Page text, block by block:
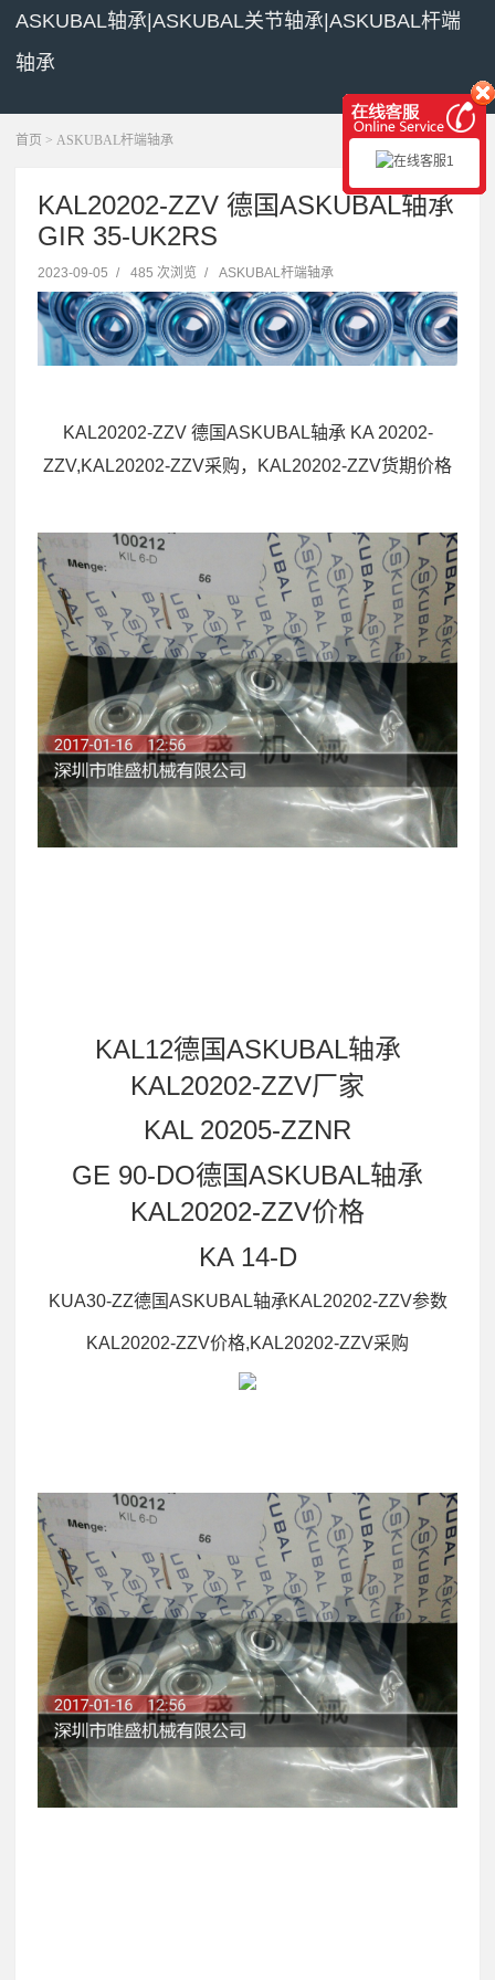
ASKUBAL轴承|ASKUBAL关节轴承|ASKUBAL杆端
轴承
展开菜单
首页 > ASKUBAL杆端轴承
KAL20202-ZZV 德国ASKUBAL轴承
GIR 35-UK2RS
2023-09-05 / 485 次浏览 / ASKUBAL杆端轴承
KAL20202-ZZV 德国ASKUBAL轴承 KA 20202-
ZZV,KAL20202-ZZV采购，KAL20202-ZZV货期价格
KAL12德国ASKUBAL轴承
KAL20202-ZZV厂家
KAL 20205-ZZNR
GE 90-DO德国ASKUBAL轴承
KAL20202-ZZV价格
KA 14-D
KUA30-ZZ德国ASKUBAL轴承KAL20202-ZZV参数
KAL20202-ZZV价格,KAL20202-ZZV采购